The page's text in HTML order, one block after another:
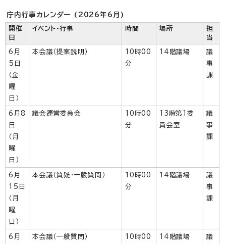
庁内行事カレンダー (2026年6月)
開催
日
イベント・行事 時間 場所
担
当
6月
5日
（金
曜
日）
本会議（提案説明）
10時00
分
14階議場
議
事
課
6月8
日
（月
曜
日）
議会運営委員会
10時00
分
13階第1委
員会室
議
事
課
6月
15日
（月
曜
日）
本会議（質疑・一般質問）
10時00
分
14階議場
議
事
課
6月
本会議（一般質問）
10時00
14階議場
議